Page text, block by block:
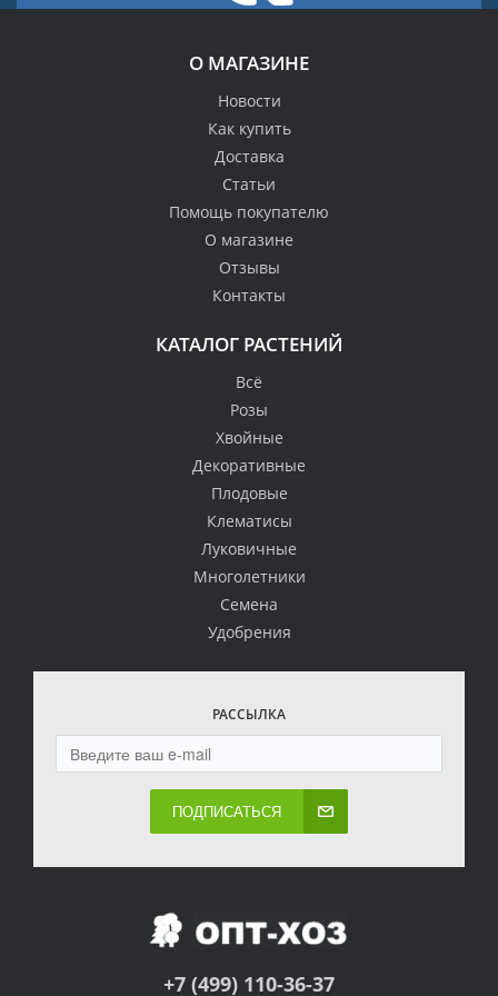
О МАГАЗИНЕ
Новости
Как купить
Доставка
Статьи
Помощь покупателю
О магазине
Отзывы
Контакты
КАТАЛОГ РАСТЕНИЙ
Всё
Розы
Хвойные
Декоративные
Плодовые
Клематисы
Луковичные
Многолетники
Семена
Удобрения
РАССЫЛКА
ПОДПИСАТЬСЯ
+7 (499) 110-36-37